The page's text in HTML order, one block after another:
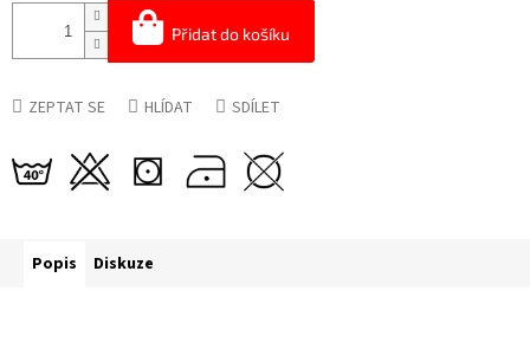
Přidat do košíku
ZEPTAT SE HLÍDAT SDÍLET
Popis Diskuze